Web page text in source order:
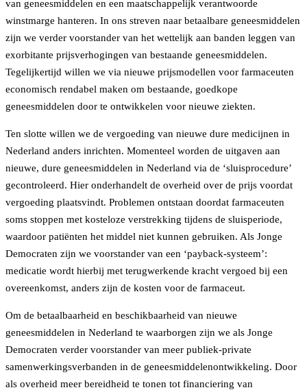
van geneesmiddelen en een maatschappelijk verantwoorde
winstmarge hanteren. In ons streven naar betaalbare geneesmiddelen
zijn we verder voorstander van het wettelijk aan banden leggen van
exorbitante prijsverhogingen van bestaande geneesmiddelen.
Tegelijkertijd willen we via nieuwe prijsmodellen voor farmaceuten
economisch rendabel maken om bestaande, goedkope
geneesmiddelen door te ontwikkelen voor nieuwe ziekten.
Ten slotte willen we de vergoeding van nieuwe dure medicijnen in
Nederland anders inrichten. Momenteel worden de uitgaven aan
nieuwe, dure geneesmiddelen in Nederland via de ‘sluisprocedure’
gecontroleerd. Hier onderhandelt de overheid over de prijs voordat
vergoeding plaatsvindt. Problemen ontstaan doordat farmaceuten
soms stoppen met kosteloze verstrekking tijdens de sluisperiode,
waardoor patiënten het middel niet kunnen gebruiken. Als Jonge
Democraten zijn we voorstander van een ‘payback-systeem’:
medicatie wordt hierbij met terugwerkende kracht vergoed bij een
overeenkomst, anders zijn de kosten voor de farmaceut.
Om de betaalbaarheid en beschikbaarheid van nieuwe
geneesmiddelen in Nederland te waarborgen zijn we als Jonge
Democraten verder voorstander van meer publiek-private
samenwerkingsverbanden in de geneesmiddelenontwikkeling. Door
als overheid meer bereidheid te tonen tot financiering van